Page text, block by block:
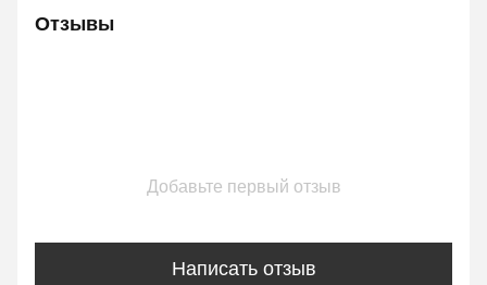
Отзывы
Добавьте первый отзыв
Написать отзыв